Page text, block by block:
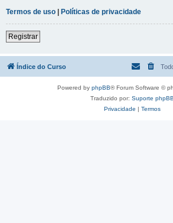
Termos de uso | Políticas de privacidade
Registrar
Índice do Curso
Powered by phpBB® Forum Software ©
Traduzido por: Suporte phpBB
Privacidade | Termos